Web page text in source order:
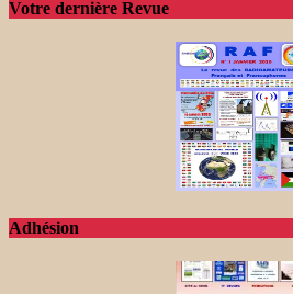
Votre dernière Revue
Adhésion